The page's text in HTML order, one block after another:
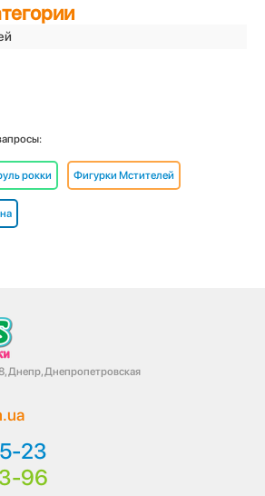
рокки Фигурки Мстителей
Днепр, Днепропетровская
23
96